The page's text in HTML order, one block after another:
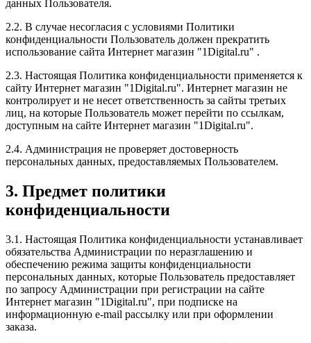
данных Пользователя.
2.2. В случае несогласия с условиями Политики
конфиденциальности Пользователь должен прекратить
использование сайта Интернет магазин "1Digital.ru" .
2.3. Настоящая Политика конфиденциальности применяется к
сайту Интернет магазин "1Digital.ru". Интернет магазин не
контролирует и не несет ответственность за сайты третьих
лиц, на которые Пользователь может перейти по ссылкам,
доступным на сайте Интернет магазин "1Digital.ru".
2.4. Администрация не проверяет достоверность
персональных данных, предоставляемых Пользователем.
3. Предмет политики
конфиденциальности
3.1. Настоящая Политика конфиденциальности устанавливает
обязательства Администрации по неразглашению и
обеспечению режима защиты конфиденциальности
персональных данных, которые Пользователь предоставляет
по запросу Администрации при регистрации на сайте
Интернет магазин "1Digital.ru", при подписке на
информационную e-mail рассылку или при оформлении
заказа.